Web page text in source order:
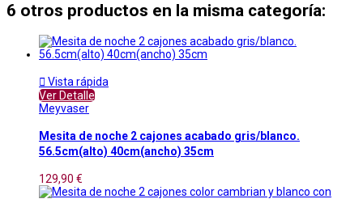
6 otros productos en la misma categoría:
 Vista rápida
Ver Detalle
Meyvaser
Mesita de noche 2 cajones acabado gris/blanco.
56.5cm(alto) 40cm(ancho) 35cm
129,90 €